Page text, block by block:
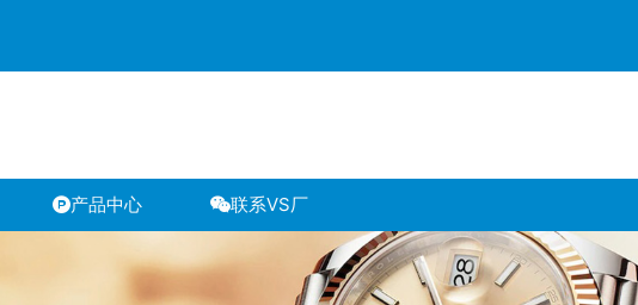
产品中心 联系VS厂